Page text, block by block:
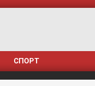
СПОРТ